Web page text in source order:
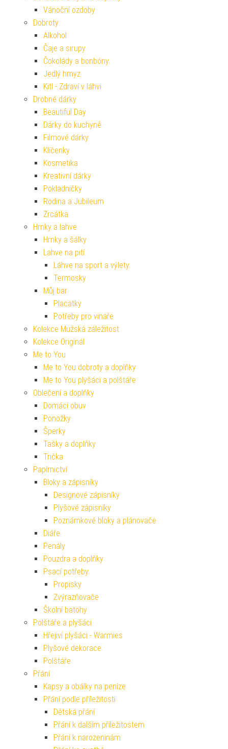
Vánoční ozdoby
Dobroty
Alkohol
Čaje a sirupy
Čokolády a bonbóny
Jedlý hmyz
Kitl - Zdraví v láhvi
Drobné dárky
Beautiful Day
Dárky do kuchyně
Filmové dárky
Klíčenky
Kosmetika
Kreativní dárky
Pokladničky
Rodina a Jubileum
Zrcátka
Hrnky a lahve
Hrnky a šálky
Lahve na pití
Láhve na sport a výlety
Termosky
Můj bar
Placatky
Potřeby pro vinaře
Kolekce Mužská záležitost
Kolekce Originál
Me to You
Me to You dobroty a doplňky
Me to You plyšáci a polštáře
Oblečení a doplňky
Domácí obuv
Ponožky
Šperky
Tašky a doplňky
Trička
Papírnictví
Bloky a zápisníky
Designové zápisníky
Plyšové zápisníky
Poznámkové bloky a plánovače
Diáře
Penály
Pouzdra a doplňky
Psací potřeby
Propisky
Zvýrazňovače
Školní batohy
Polštáře a plyšáci
Hřejiví plyšáci - Warmies
Plyšové dekorace
Polštáře
Přání
Kapsy a obálky na peníze
Přání podle příležitosti
Dětská přání
Přání k dalším příležitostem
Přání k narozeninám